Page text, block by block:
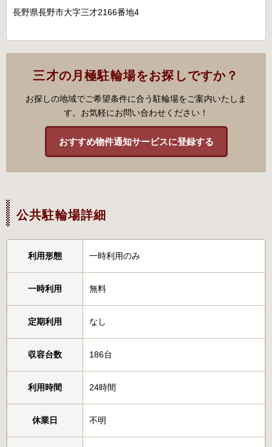
長野県長野市大字三才2166番地4
三才の月極駐輪場をお探しですか？
お探しの地域でご希望条件に合う駐輪場をご案内いたしま
す。お気軽にお問い合わせください！
おすすめ物件通知サービスに登録する
公共駐輪場詳細
利用形態 一時利用のみ
一時利用 無料
定期利用 なし
収容台数 186台
利用時間 24時間
休業日 不明